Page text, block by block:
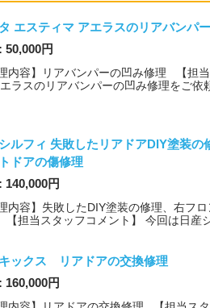
エスティマ アエラスのリアバンパ
50,000円
理内容】リアバンパーの凹み修理 【担
ラスのリアバンパーの凹み修理をご依
ルフィ 失敗したリアドアDIY塗装
ドアの傷修理
140,000円
理内容】失敗したDIY塗装の修理、右フ
担当スタッフコメント】 今回は日産シ
ックス リアドアの交換修理
160,000円